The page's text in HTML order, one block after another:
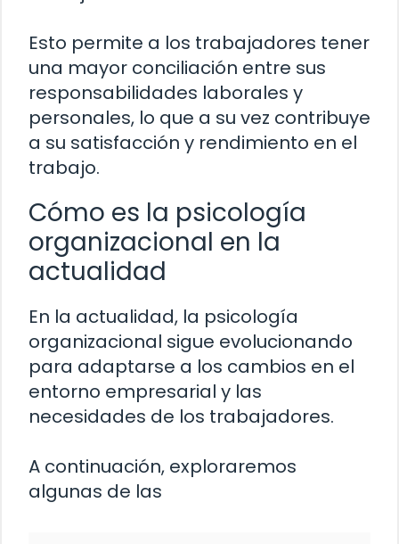
Esto permite a los trabajadores tener
una mayor conciliación entre sus
responsabilidades laborales y
personales, lo que a su vez contribuye
a su satisfacción y rendimiento en el
trabajo.
Cómo es la psicología
organizacional en la
actualidad
En la actualidad, la psicología
organizacional sigue evolucionando
para adaptarse a los cambios en el
entorno empresarial y las
necesidades de los trabajadores.
A continuación, exploraremos
algunas de las